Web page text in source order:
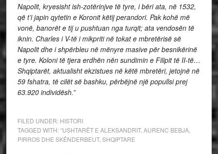
Napolit, kryesisht ish-zotërinjve të tyre, i bëri ata, në 1532,
që t’i japin qytetin e Koronit këtij perandori. Pak kohë më
vonë, banorët e tij u pushtuan nga turqit; ata vendosën të
iknin. Charles i V-të i mikpriti në tokat e mbretërisë së
Napolit dhe i shpërbleu në mënyre masive për besnikërinë
e tyre. Koloni të tjera erdhën nën sundimin e Filipit të II-të…
Shqiptarët, aktualisht ekzistues në këtë mbretëri, jetojnë në
59 fshatra, të cilët së bashku, përbëjnë një popullsi prej
63.920 individësh.”
FILED UNDER: HISTORI
TAGGED WITH:“USHTARËT E ALEKSANDRIT, AURENC BEBJA,
PIRROS DHE SKËNDERBEUT, SHQIPTARE